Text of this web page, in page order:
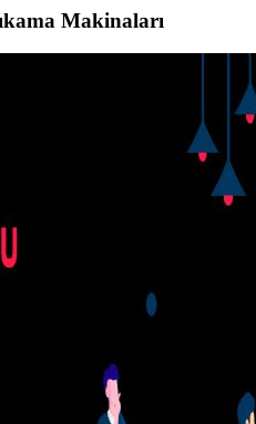
Makinaları